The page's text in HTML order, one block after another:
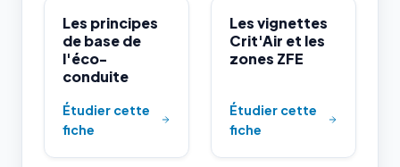
Les principes
de base de
l'éco-
conduite
Étudier cette
fiche
Les vignettes
Crit'Air et les
zones ZFE
Étudier cette
fiche